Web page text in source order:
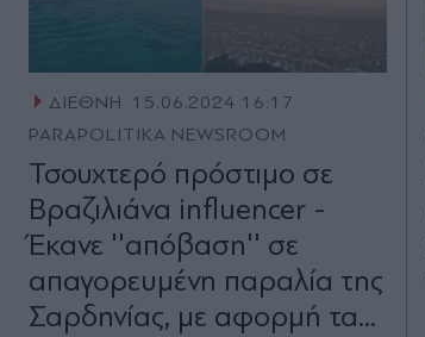
ΔΙΕΘΝΗ
15.06.2024 16:17
PARAPOLITIKA NEWSROOM
Τσουχτερό πρόστιμο σε
Βραζιλιάνα influencer -
Έκανε ''απόβαση'' σε
απαγορευμένη παραλία της
Σαρδηνίας, με αφορμή τα...